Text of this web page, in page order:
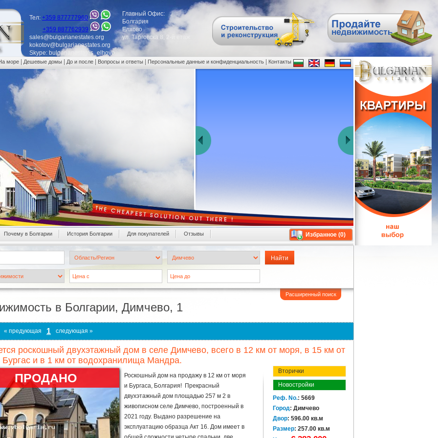
Тел: +359 877777960
+359 887762939
sales@bulgarianestates.org
kokotov@bulgarianestates.org
Skype: bulgarianestates_elhovo
Главный Офис:
Болгария
Елхово
ул. Тарговска 8, 2-й етаж
море Дешевые домы До и после Вопросы и ответы Персональные данные и конфиденциальность Контакты
Почему в Болгарии История Болгарии Для покупателей Oтзывы Избранное (0)
Расширенный поиск
в Болгарии, Димчево, 1
« предующая 1 следующая »
роскошный двухэтажный дом в селе Димчево, всего в 12 км от моря, в 15 км от
Бургас и в 1 км от водохранилища Мандра.
ПРОДАНО
Роскошный дом на продажу в 12 км от моря
и Бургаса, Болгария! Прекрасный
двухэтажный дом площадью 257 м 2 в
живописном селе Димчево, построенный в
2021 году. Выдано разрешение на
эксплуатацию образца Акт 16. Дом имеет в
Вторички
Новостройки
Реф. No.: 5669
Город: Димчево
Двор: 596.00 кв.м
Размер: 257.00 кв.м